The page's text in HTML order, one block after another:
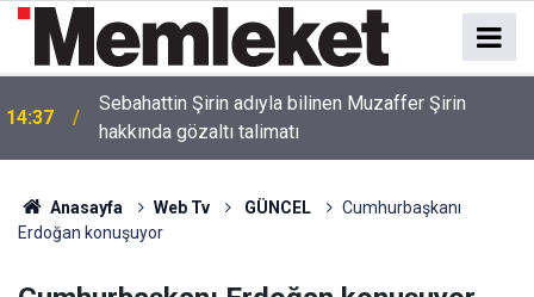
14:37
Sebahattin Şirin adıyla bilinen Muzaffer Şirin
hakkında gözaltı talimatı
Anasayfa Web Tv GÜNCEL
Cumhurbaşkanı
Erdoğan konuşuyor